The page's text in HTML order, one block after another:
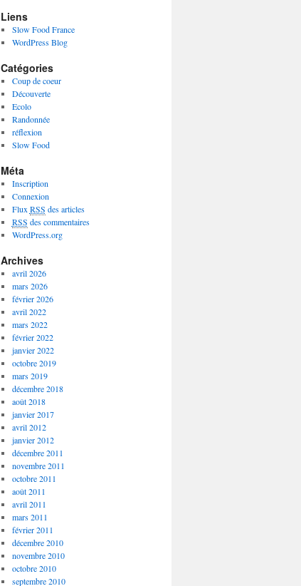
Liens
Slow Food France
WordPress Blog
Catégories
Coup de coeur
Découverte
Ecolo
Randonnée
réflexion
Slow Food
Méta
Inscription
Connexion
Flux RSS des articles
RSS des commentaires
WordPress.org
Archives
avril 2026
mars 2026
février 2026
avril 2022
mars 2022
février 2022
janvier 2022
octobre 2019
mars 2019
décembre 2018
août 2018
janvier 2017
avril 2012
janvier 2012
décembre 2011
novembre 2011
octobre 2011
août 2011
avril 2011
mars 2011
février 2011
décembre 2010
novembre 2010
octobre 2010
septembre 2010